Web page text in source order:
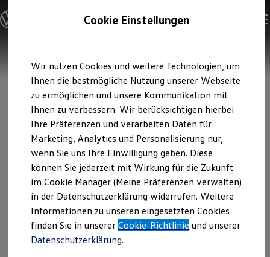
Hauptinhalt
springen
Footer
springen
Modelle und Konfigurator
Konfigurator
Modelle vergleichen
Elektroautos
ENERGY Sondermodelle
Nutzfahrzeuge
SUV und CUV
Familienautos
Kombis
Kompaktwagen
Sportwagen
Schnell verfügbare Fahrzeuge
Angebote und Produkte
Aktuelle Angebote
E-Auto-Förderung
Volkswagen Marktplatz
Die ENERGY Sondermodelle
Junge Gebrauchtwagen und Gebrauchtwagen
Volkswagen Zertifizierte Gebrauchtwagen
Elektromobilität bei Gebrauchtwagen
Cookie Einstellungen
Wir nutzen Cookies und weitere Technologien, um
Ihnen die bestmögliche Nutzung unserer Webseite
zu ermöglichen und unsere Kommunikation mit
Ihnen zu verbessern. Wir berücksichtigen hierbei
Ihre Präferenzen und verarbeiten Daten für
Marketing, Analytics und Personalisierung nur,
wenn Sie uns Ihre Einwilligung geben. Diese
können Sie jederzeit mit Wirkung für die Zukunft
im Cookie Manager (Meine Präferenzen verwalten)
in der Datenschutzerklärung widerrufen. Weitere
Informationen zu unseren eingesetzten Cookies
finden Sie in unsererCookie-Richtlinie und unserer
Datenschutzerklärung.